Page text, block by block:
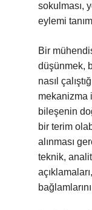
sokulması,
eylemi
Bir
düşünmek,
nasıl
mekanizma
bileşenin
bir terim
alınması
teknik,